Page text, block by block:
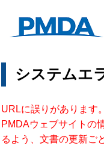
システムエ
URLに誤りがあります。
PMDAウェブサイトの
るよう、文書の更新ご